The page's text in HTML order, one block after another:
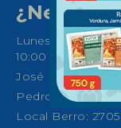
Lunes a Sábados
10:00 a 14:00
José Ellauri 558,
Pedro Fco. Berro
Local Berro: